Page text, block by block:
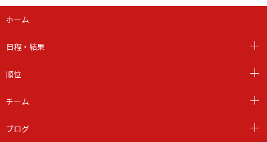
ホーム
日程・結果
順位
チーム
ブログ